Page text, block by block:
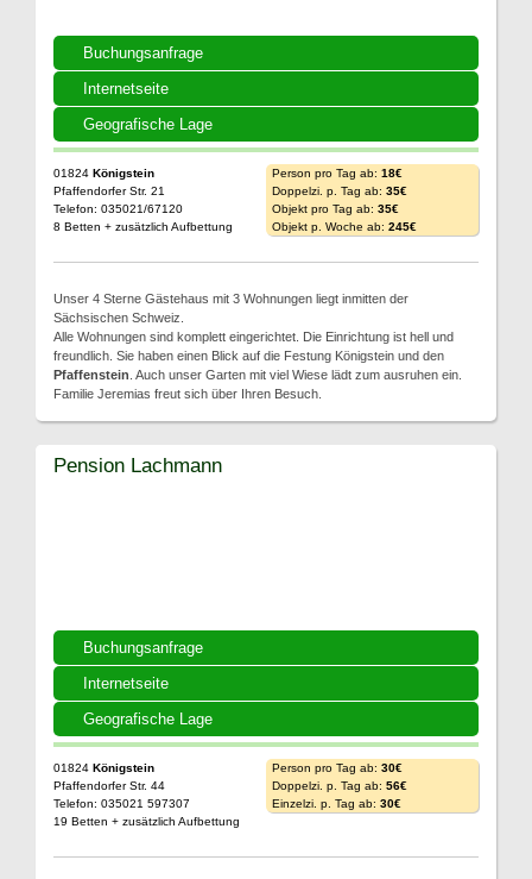
Buchungsanfrage
Internetseite
Geografische Lage
01824 Königstein
Pfaffendorfer Str. 21
Telefon: 035021/67120
8 Betten + zusätzlich Aufbettung
Person pro Tag ab: 18€
Doppelzi. p. Tag ab: 35€
Objekt pro Tag ab: 35€
Objekt p. Woche ab: 245€
Unser 4 Sterne Gästehaus mit 3 Wohnungen liegt inmitten der
Sächsischen Schweiz.
Alle Wohnungen sind komplett eingerichtet. Die Einrichtung ist hell und
freundlich. Sie haben einen Blick auf die Festung Königstein und den
Pfaffenstein . Auch unser Garten mit viel Wiese lädt zum ausruhen ein.
Familie Jeremias freut sich über Ihren Besuch.
Buchungsanfrage
Internetseite
Geografische Lage
Pension Lachmann
01824 Königstein
Pfaffendorfer Str. 44
Telefon: 035021 597307
19 Betten + zusätzlich Aufbettung
Person pro Tag ab: 30€
Doppelzi. p. Tag ab: 56€
Einzelzi. p. Tag ab: 30€